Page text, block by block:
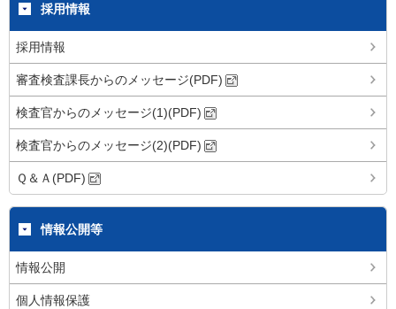
採用情報
採用情報
審査検査課長からのメッセージ(PDF)
検査官からのメッセージ(1)(PDF)
検査官からのメッセージ(2)(PDF)
Ｑ＆Ａ(PDF)
情報公開等
情報公開
個人情報保護